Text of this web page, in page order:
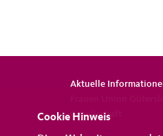
Aktuelle
Gesellschaft
Cookie Hinweis